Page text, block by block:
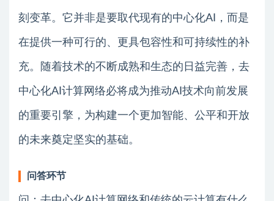
刻变革。它并非是要取代现有的中心化AI，而是
在提供一种可行的、更具包容性和可持续性的补
充。随着技术的不断成熟和生态的日益完善，去
中心化AI计算网络必将成为推动AI技术向前发展
的重要引擎，为构建一个更加智能、公平和开放
的未来奠定坚实的基础。
问答环节